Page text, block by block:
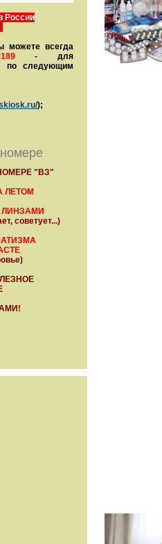
России
можете всегда
- для
по следующим
);
"ВЗ"
ЛЕТОМ
ЛИНЗАМИ
советует...)